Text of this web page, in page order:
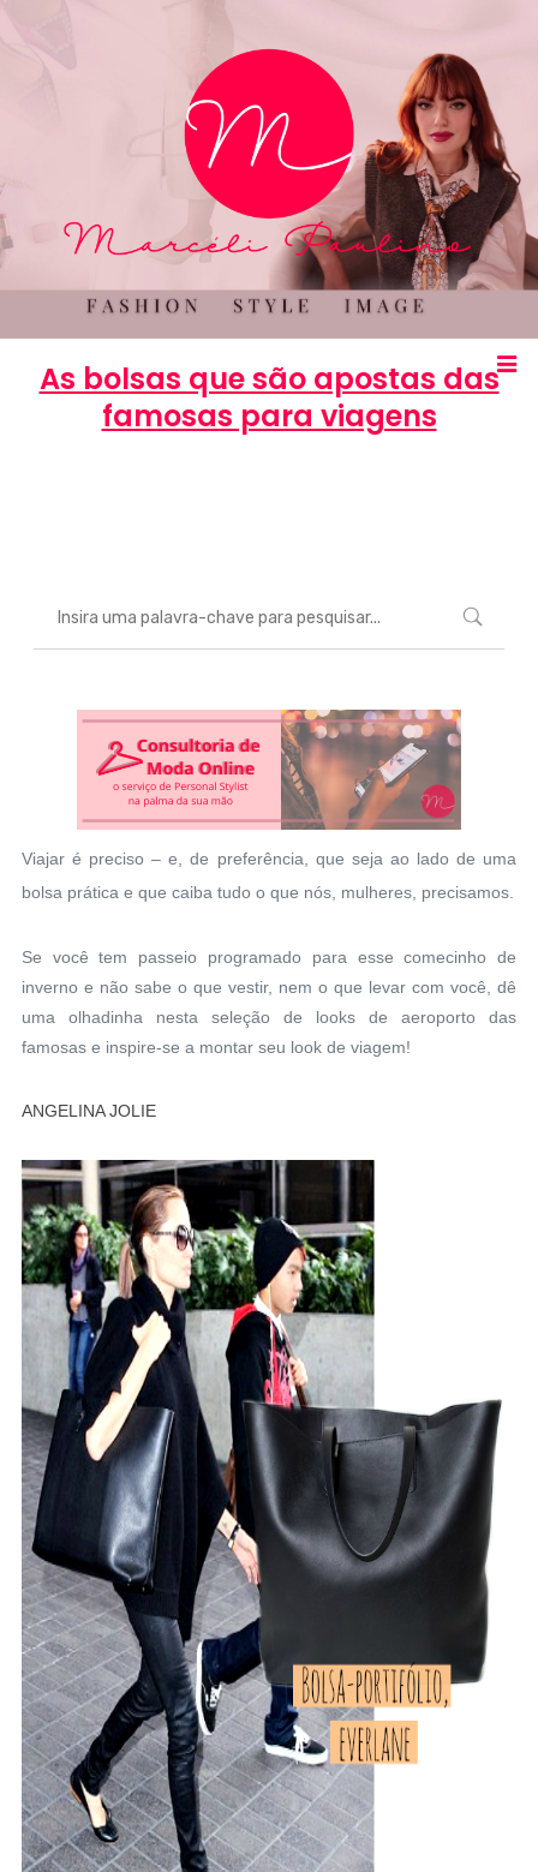
As bolsas que são apostas das
famosas para viagens
Viajar é preciso – e, de preferência, que seja ao lado de uma
bolsa prática e que caiba tudo o que nós, mulheres, precisamos.
Se você tem passeio programado para esse comecinho de
inverno e não sabe o que vestir, nem o que levar com você, dê
uma olhadinha nesta seleção de looks de aeroporto das
famosas e inspire-se a montar seu look de viagem!
ANGELINA JOLIE